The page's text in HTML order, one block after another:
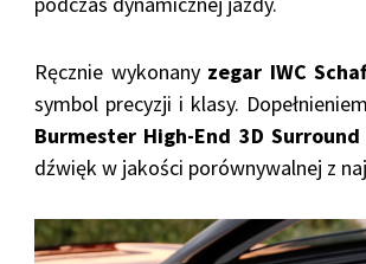
Ręcznie wykonany zegar IWC
symbol precyzji i klasy.
Burmester High-End 3D
dźwięk w jakości porównywalnej z